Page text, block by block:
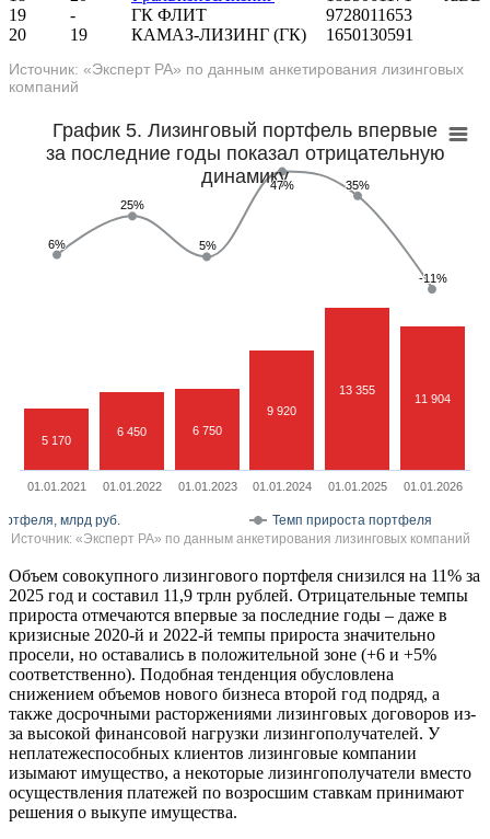
19
- ГК ФЛИТ
9728011653
20
19 КАМАЗ-ЛИЗИНГ (ГК) 1650130591
Источник: «Эксперт РА» по данным анкетирования лизинговых
компаний
График 5. Лизинговый портфель впервые
за последние годы показал отрицательную
динамику
5 170
6 450 6 750
9 920
13 355
11 904
6%
6%
25%
25%
5%
5%
47%
47% 35%
35%
-11%
-11%
млрд руб. Темп прироста портфеля
01.01.2021 01.01.2022 01.01.2023 01.01.2024 01.01.2025 01.01.2026
Источник: «Эксперт РА» по данным анкетирования лизинговых компаний
Объем совокупного лизингового портфеля снизился на 11% за
2025 год и составил 11,9 трлн рублей. Отрицательные темпы
прироста отмечаются впервые за последние годы – даже в
кризисные 2020-й и 2022-й темпы прироста значительно
просели, но оставались в положительной зоне (+6 и +5%
соответственно). Подобная тенденция обусловлена
снижением объемов нового бизнеса второй год подряд, а
также досрочными расторжениями лизинговых договоров из-
за высокой финансовой нагрузки лизингополучателей. У
неплатежеспособных клиентов лизинговые компании
изымают имущество, а некоторые лизингополучатели вместо
осуществления платежей по возросшим ставкам принимают
решения о выкупе имущества.